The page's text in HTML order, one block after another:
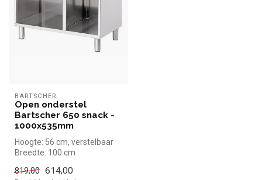
BARTSCHER
Open onderstel
Bartscher 650 snack -
1000x535mm
Hoogte: 56 cm, verstelbaar
Breedte: 100 cm
819,00 614,00